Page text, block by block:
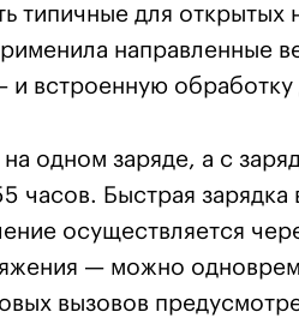
типичные для
направленные
встроенную обработку
на одном заряде, а с
часов. Быстрая зарядка
осуществляется
— можно
вызовов